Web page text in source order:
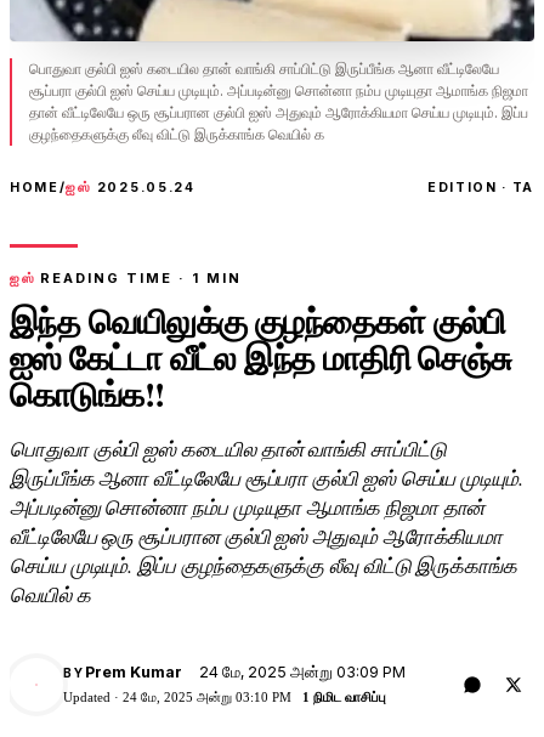
பொதுவா குல்பி ஐஸ் கடையில தான் வாங்கி சாப்பிட்டு இருப்பீங்க ஆனா வீட்டிலேயே
சூப்பரா குல்பி ஐஸ் செய்ய முடியும். அப்படின்னு சொன்னா நம்ப முடியுதா ஆமாங்க நிஜமா
தான் வீட்டிலேயே ஒரு சூப்பரான குல்பி ஐஸ் அதுவும் ஆரோக்கியமா செய்ய முடியும். இப்ப
குழந்தைகளுக்கு லீவு விட்டு இருக்காங்க வெயில் க
HOME/ஐஸ் 2025.05.24 EDITION · TA
ஐஸ் READING TIME · 1 MIN
இந்த வெயிலுக்கு குழந்தைகள் குல்பி
ஐஸ் கேட்டா வீட்ல இந்த மாதிரி செஞ்சு
கொடுங்க!!
பொதுவா குல்பி ஐஸ் கடையில தான் வாங்கி சாப்பிட்டு
இருப்பீங்க ஆனா வீட்டிலேயே சூப்பரா குல்பி ஐஸ் செய்ய முடியும்.
அப்படின்னு சொன்னா நம்ப முடியுதா ஆமாங்க நிஜமா தான்
வீட்டிலேயே ஒரு சூப்பரான குல்பி ஐஸ் அதுவும் ஆரோக்கியமா
செய்ய முடியும். இப்ப குழந்தைகளுக்கு லீவு விட்டு இருக்காங்க
வெயில் க
PK
BY Prem Kumar 24 மே, 2025 அன்று 03:09 PM
Updated · 24 மே, 2025 அன்று 03:10 PM 1 நிமிட வாசிப்பு